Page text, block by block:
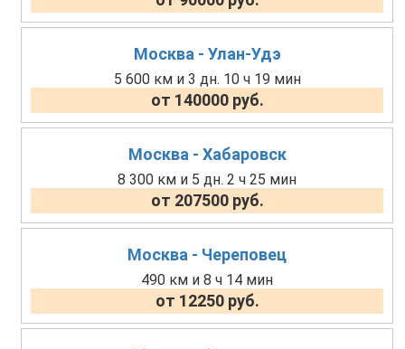
Москва - Улан-Удэ
5 600 км и 3 дн. 10 ч 19 мин
от 140000 руб.
Москва - Хабаровск
8 300 км и 5 дн. 2 ч 25 мин
от 207500 руб.
Москва - Череповец
490 км и 8 ч 14 мин
от 12250 руб.